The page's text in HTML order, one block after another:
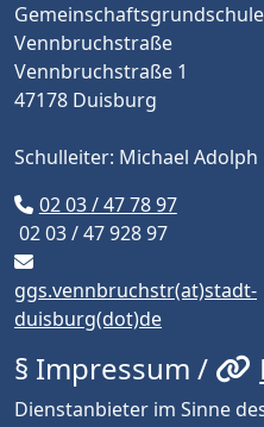
Gemeinschaftsgrundschule
Vennbruchstraße
Vennbruchstraße 1
47178 Duisburg
Schulleiter: Michael Adolph
02 03 / 47 78 97
02 03 / 47 928 97
ggs.vennbruchstr(at)stadt-
duisburg(dot)de
§ Impressum /
Dienstanbieter im Sinne